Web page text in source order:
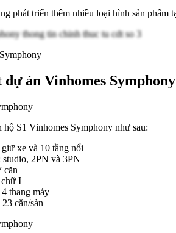
phát triển thêm nhiều loại hình sản
án Vinhomes Symphony
S1 Vinhomes Symphony như sau:
xe và 10 tầng nổi
2PN và 3PN
căn
I
thang máy
căn/sàn